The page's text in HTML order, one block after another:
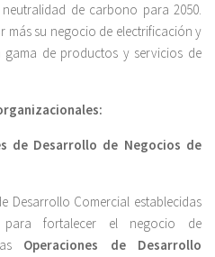
de carbono para 2050.
más su negocio de electrificación y
de productos y servicios de
de Desarrollo de Negocios de
Desarrollo Comercial establecidas
fortalecer el negocio de
Operaciones de Desarrollo